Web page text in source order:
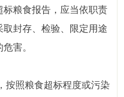
粮食报告，应当依职责
封存、检验、限定用途
害。
按照粮食超标程度或污染